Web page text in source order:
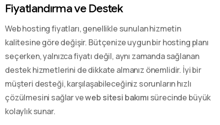
Fiyatlandırma ve Destek
Web hosting fiyatları, genellikle sunulan hizmetin
kalitesine göre değişir. Bütçenize uygun bir hosting planı
seçerken, yalnızca fiyatı değil, aynı zamanda sağlanan
destek hizmetlerini de dikkate almanız önemlidir. İyi bir
müşteri desteği, karşılaşabileceğiniz sorunların hızlı
çözülmesini sağlar veweb sitesi bakımı sürecinde büyük
kolaylık sunar.